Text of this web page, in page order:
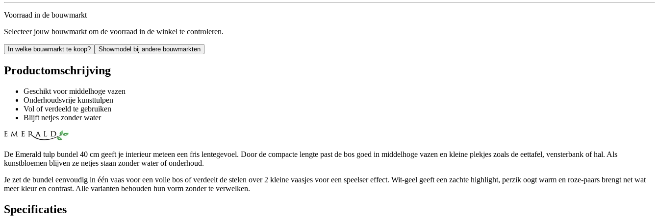
Voorraad in de bouwmarkt
Selecteer jouw bouwmarkt om de voorraad in de winkel te controleren.
In welke bouwmarkt te koop? Showmodel bij andere bouwmarkten
Productomschrijving
Geschikt voor middelhoge vazen
Onderhoudsvrije kunsttulpen
Vol of verdeeld te gebruiken
Blijft netjes zonder water
De Emerald tulp bundel 40 cm geeft je interieur meteen een fris lentegevoel. Door de compacte lengte past de bos goed in middelhoge vazen en kleine plekjes zoals de eettafel, vensterbank of hal. Als
kunstbloemen blijven ze netjes staan zonder water of onderhoud.
Je zet de bundel eenvoudig in één vaas voor een volle bos of verdeelt de stelen over 2 kleine vaasjes voor een speelser effect. Wit-geel geeft een zachte highlight, perzik oogt warm en roze-paars brengt net wat
meer kleur en contrast. Alle varianten behouden hun vorm zonder te verwelken.
Specificaties